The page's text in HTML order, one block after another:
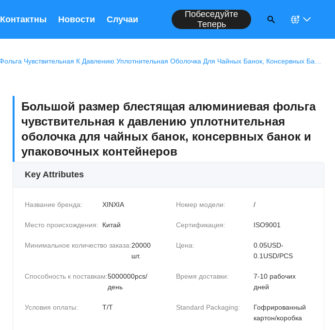
Контактные Данные
Новости Случаи
Побеседуйте
Теперь
Большой размер блестящая алюминиевая фольга
чувствительная к давлению уплотнительная
оболочка для чайных банок, консервных банок и
упаковочных контейнеров
Key Attributes
Название бренда: XINXIA Номер модели: /
Место происхождения: Китай Сертификация: ISO9001
Минимальное количество заказа:20000
шт.
Цена:
0.05USD-
0.1USD/PCS
Способность к поставкам:5000000pcs/
день
Время доставки:
7-10 рабочих
дней
Условия оплаты: Т/Т Standard Packaging:
Гофрированный
картон/коробка